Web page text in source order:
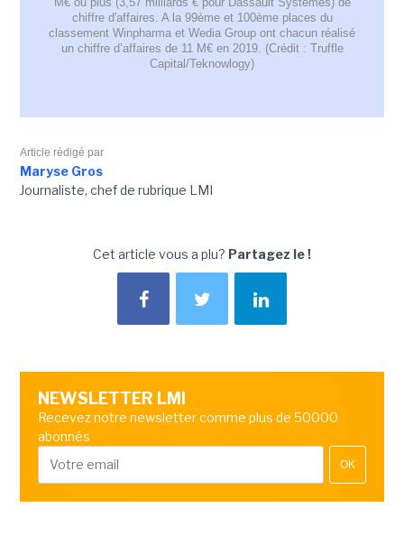
M€ ou plus (3,57 milliards € pour Dassault Systèmes) de
chiffre d'affaires. A la 99ème et 100ème places du
classement Winpharma et Wedia Group ont chacun réalisé
un chiffre d’affaires de 11 M€ en 2019. (Crédit : Truffle
Capital/Teknowlogy)
Article rédigé par
Maryse Gros
Journaliste, chef de rubrique LMI
Cet article vous a plu? Partagez le !
NEWSLETTER LMI
Recevez notre newsletter comme plus de 50000
abonnés
OK